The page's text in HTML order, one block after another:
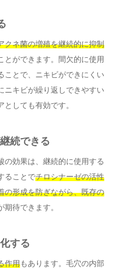
クネ菌の増殖を継続的に抑制
とができます。間欠的に使用
ことで、ニキビができにくい
ニキビが繰り返しできやすい
しても有効です。
続できる
の効果は、継続的に使用する
ることでチロシナーゼの活性
の形成を防ぎながら、既存の
期待できます。
する
作用もあります。毛穴の内部